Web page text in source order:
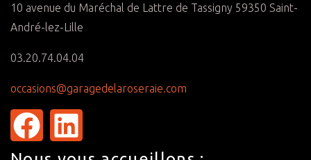
10 avenue du Maréchal de Lattre de Tassigny 59350 Saint-
André-lez-Lille
03.20.74.04.04
occasions@garagedelaroseraie.com